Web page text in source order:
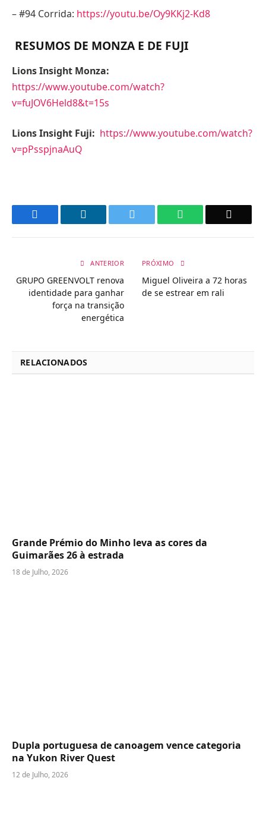
– #94 Corrida: https://youtu.be/Oy9KKj2-Kd8
RESUMOS DE MONZA E DE FUJI
Lions Insight Monza:
https://www.youtube.com/watch?
v=fuJOV6Held8&t=15s
Lions Insight Fuji: https://www.youtube.com/watch?
v=pPsspjnaAuQ
WhatsApp
ANTERIOR
GRUPO GREENVOLT renova
identidade para ganhar
força na transição
energética
PRÓXIMO
Miguel Oliveira a 72 horas
de se estrear em rali
RELACIONADOS
Grande Prémio do Minho leva as cores da
Guimarães 26 à estrada
18 de Julho, 2026
Dupla portuguesa de canoagem vence categoria
na Yukon River Quest
12 de Julho, 2026